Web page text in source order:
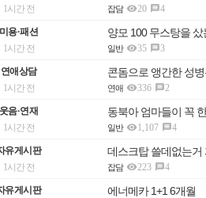
1시간 전 잡담 20 4
미용·패션 양모 100 무스탕을
1시간 전 일반 35 3
연애상담 콘돔으로 앵간한 성
1시간 전 연애 336 2
웃음·연재 동북아 엄마들이 꼭
1시간 전 일반 1,107 4
유게시판 데스크탑 쓸데없는거
1시간 전 잡담 223 4
유게시판 에너메카 1+1 6개월